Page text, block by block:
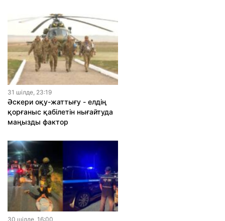
31 шiлде, 23:19
Әскери оқу-жаттығу - елдің
қорғаныс қабілетін нығайтуда
маңызды фактор
30 шiлде, 16:00